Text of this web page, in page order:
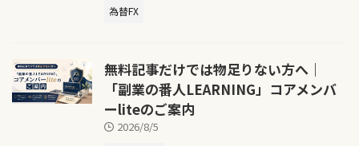
為替FX
無料記事だけでは物足りない方へ｜
「副業の番人LEARNING」コアメンバ
ーliteのご案内
2026/8/5